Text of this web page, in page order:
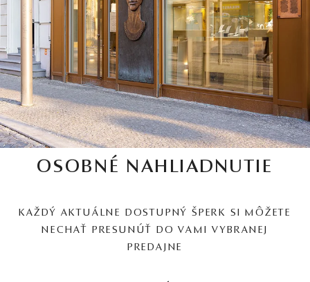
OSOBNÉ NAHLIADNUTIE
KAŽDÝ AKTUÁLNE DOSTUPNÝ ŠPERK SI MÔŽETE
NECHAŤ PRESUNÚŤ DO VAMI VYBRANEJ
PREDAJNE